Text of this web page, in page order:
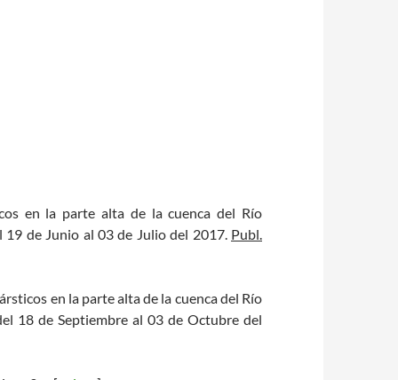
en la parte alta de la cuenca del Río
19 de Junio al 03 de Julio del 2017. Publ.
en la parte alta de la cuenca del Río
18 de Septiembre al 03 de Octubre del